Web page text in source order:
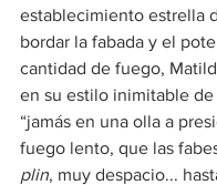
establecimiento estrella
bordar la fabada y el
cantidad de fuego,
en su estilo inimitable
“jamás en una olla a
fuego lento, que las
plin, muy despacio...